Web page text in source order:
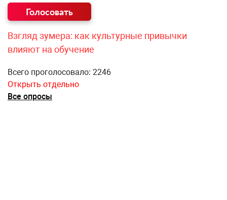
Взгляд зумера: как культурные привычки
влияют на обучение
Всего проголосовало: 2246
Открыть отдельно
Все опросы